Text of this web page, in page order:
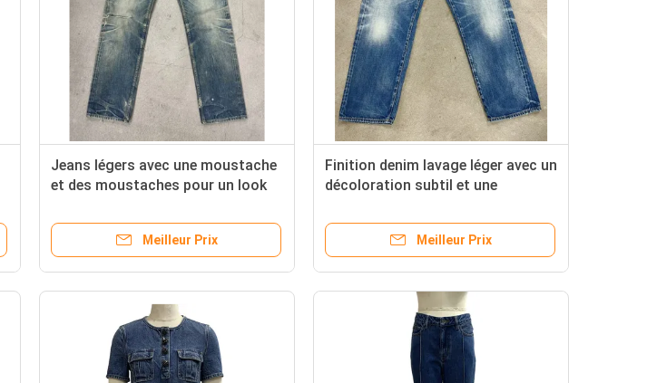
Jeans légers avec une moustache
et des moustaches pour un look
Meilleur Prix
Finition denim lavage léger avec un
décoloration subtil et une
Meilleur Prix